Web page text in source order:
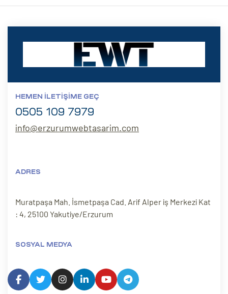
HEMEN İLETIŞIME GEÇ
0505 109 7979
info@erzurumwebtasarim.com
ADRES
Muratpaşa Mah. İsmetpaşa Cad. Arif Alper iş Merkezi Kat
: 4, 25100 Yakutiye/Erzurum
SOSYAL MEDYA